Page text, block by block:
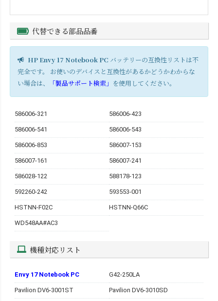
代替できる部品品番
HP Envy 17 Notebook PC バッテリーの互換性リストは不
完全です。 お使いのデバイスと互換性があるかどうかわからな
い場合は、
「製品サポート検索」 を使用してください。
586006-321 586006-423
586006-541 586006-543
586006-853 586007-153
586007-161 586007-241
586028-122 588178-123
592260-242 593553-001
HSTNN-F02C HSTNN-Q66C
WD548AA#AC3
機種対応リスト
Envy 17 Notebook PC G42-250LA
Pavilion DV6-3001ST Pavilion DV6-3010SD